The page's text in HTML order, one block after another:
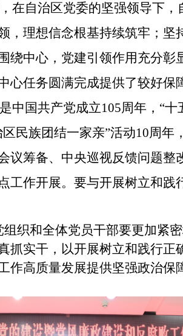
在自治区党委的坚强领导下，
，理想信念根基持续筑牢 ； 坚
绕中心，党建引领作用充分彰
心任务圆满完成提供了较好保
中国共产党成立105周年， “十
区民族团结一家亲”活动10周年
议筹备、中央巡视反馈问题整
工作开展。要与开展树立和践
组织和全体党员干部要更加紧
抓实干，以开展树立和践行
作高质量发展提供坚强政治保